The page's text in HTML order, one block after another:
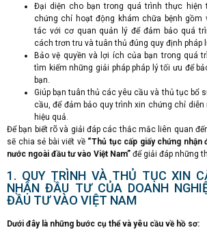
Đại diện cho bạn trong quá trình thực hiện
chứng chỉ hoạt động khám chữa bệnh gồm
tác với cơ quan quản lý để đảm bảo quá
cách trơn tru và tuân thủ đúng quy định pháp
Bảo vệ quyền và lợi ích của bạn trong quá
tìm kiếm những giải pháp pháp lý tối ưu để
bạn.
Giúp bạn tuân thủ các yêu cầu và thủ tục bổ
cầu, để đảm bảo quy trình xin chứng chỉ
hiệu quả.
Để bạn biết rõ và giải đáp các thắc mắc liên quan
sẽ chia sẻ bài viết về “Thủ tục cấp giấy chứng nhận
nước ngoài đầu tư vào Việt Nam” để giải đáp những
1. QUY TRÌNH VÀ THỦ TỤC XIN
NHẬN ĐẦU TƯ CỦA DOANH
ĐẦU TƯ VÀO VIỆT NAM
Dưới đây là những bước cụ thể và yêu cầu về hồ sơ: